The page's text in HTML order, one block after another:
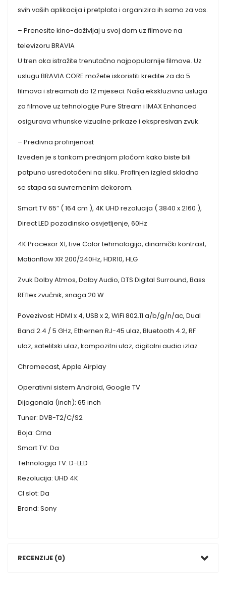
svih vaših aplikacija i pretplata i organizira ih samo za vas.
– Prenesite kino-doživljaj u svoj dom uz filmove na
televizoru BRAVIA
U tren oka istražite trenutačno najpopularnije filmove. Uz
uslugu BRAVIA CORE možete iskoristiti kredite za do 5
filmova i streamati do 12 mjeseci. Naša ekskluzivna usluga
za filmove uz tehnologije Pure Stream i IMAX Enhanced
osigurava vrhunske vizualne prikaze i ekspresivan zvuk.
– Predivna profinjenost
Izveden je s tankom prednjom pločom kako biste bili
potpuno usredotočeni na sliku. Profinjen izgled skladno
se stapa sa suvremenim dekorom.
Smart TV 65″ ( 164 cm ), 4K UHD rezolucija ( 3840 x 2160 ),
Direct LED pozadinsko osvjetljenje, 60Hz
4K Procesor X1, Live Color tehmologija, dinamički kontrast,
Motionflow XR 200/240Hz, HDR10, HLG
Zvuk Dolby Atmos, Dolby Audio, DTS Digital Surround, Bass
REflex zvučnik, snaga 20 W
Povezivost: HDMI x 4, USB x 2, WiFi 802.11 a/b/g/n/ac, Dual
Band 2.4 / 5 GHz, Ethernen RJ-45 ulaz, Bluetooth 4.2, RF
ulaz, satelitski ulaz, kompozitni ulaz, digitalni audio izlaz
Chromecast, Apple Airplay
Operativni sistem Android, Google TV
Dijagonala (inch): 65 inch
Tuner: DVB-T2/C/S2
Boja: Crna
Smart TV: Da
Tehnologija TV: D-LED
Rezolucija: UHD 4K
CI slot: Da
Brand: Sony
RECENZIJE (0)